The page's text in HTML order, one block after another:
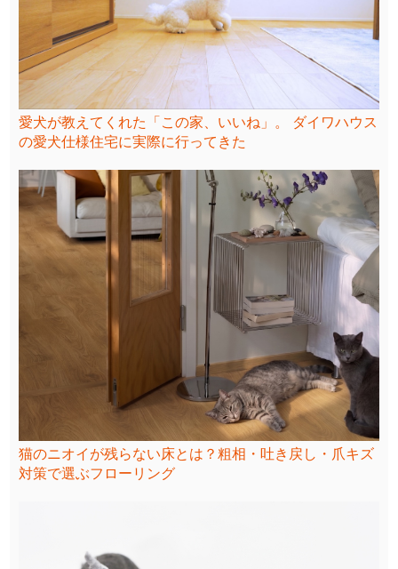
愛犬が教えてくれた「この家、いいね」。 ダイワハウス
の愛犬仕様住宅に実際に行ってきた
猫のニオイが残らない床とは？粗相・吐き戻し・爪キズ
対策で選ぶフローリング